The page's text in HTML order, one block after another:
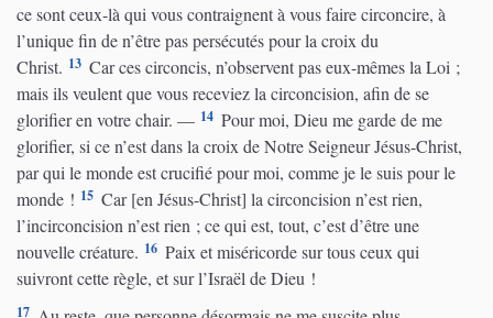
ce sont ceux-là qui vous contraignent à vous faire circoncire, à
l’unique fin de n’être pas persécutés pour la croix du
Christ. 13 Car ces circoncis, n’observent pas eux-mêmes la Loi ;
mais ils veulent que vous receviez la circoncision, afin de se
glorifier en votre chair. — 14 Pour moi, Dieu me garde de me
glorifier, si ce n’est dans la croix de Notre Seigneur Jésus-Christ,
par qui le monde est crucifié pour moi, comme je le suis pour le
monde ! 15 Car [en Jésus-Christ] la circoncision n’est rien,
l’incirconcision n’est rien ; ce qui est, tout, c’est d’être une
nouvelle créature. 16 Paix et miséricorde sur tous ceux qui
suivront cette règle, et sur l’Israël de Dieu !
17